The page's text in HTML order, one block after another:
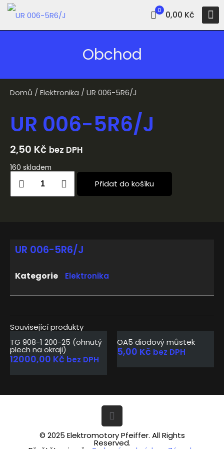
0 0,00 Kč
Obchod
Domů / Elektronika / UR 006-5R6/J
UR 006-5R6/J
2,50 Kč bez DPH
160 skladem
Přidat do košíku
Související produkty
TG 908-1 200-25 (ohnutý
plech na okraji)
12000,00 Kč bez DPH
OA5 diodový můstek
5,00 Kč bez DPH
UR 006-5R6/J
Kategorie Elektronika
© 2025 Elektromotory Pfeiffer. All Rights
Reserved.